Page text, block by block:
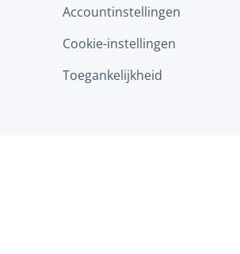
Accountinstellingen
Cookie-instellingen
Toegankelijkheid